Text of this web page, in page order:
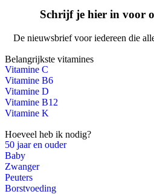
Schrijf je hier in voor
De nieuwsbrief voor iedereen die
Belangrijkste vitamines
Vitamine C
Vitamine B6
Vitamine D
Vitamine B12
Vitamine K
Hoeveel heb ik nodig?
50 jaar en ouder
Baby
Zwanger
Peuters
Borstvoeding